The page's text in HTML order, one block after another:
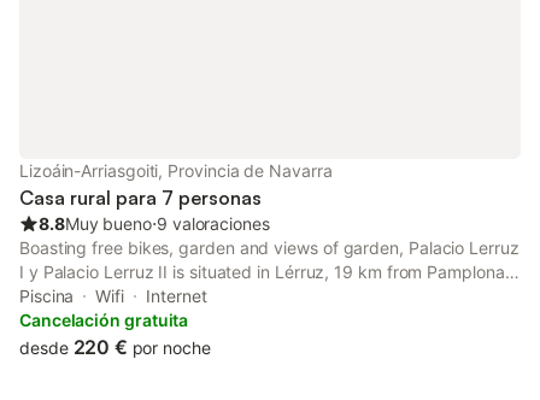
Lizoáin-Arriasgoiti, Provincia de Navarra
Casa rural para 7 personas
8.8Muy bueno⋅9 valoraciones
Boasting free bikes, garden and views of garden, Palacio Lerruz
I y Palacio Lerruz II is situated in Lérruz, 19 km from Pamplona
Catedral. This property offers access to a patio, a pool table,
free private parking and free WiFi.
Piscina Wifi
Internet
Cancelación gratuita
desde 220 € por noche